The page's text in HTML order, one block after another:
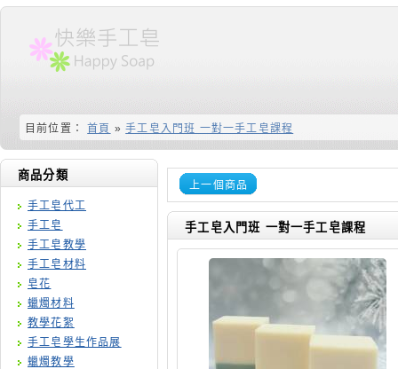
目前位置： 首頁 »手工皂入門班 一對一手工皂課程
商品分類
手工皂代工
手工皂
手工皂教學
手工皂材料
皂花
蠟燭材料
教學花絮
手工皂學生作品展
蠟燭教學
上一個商品
手工皂入門班 一對一手工皂課程